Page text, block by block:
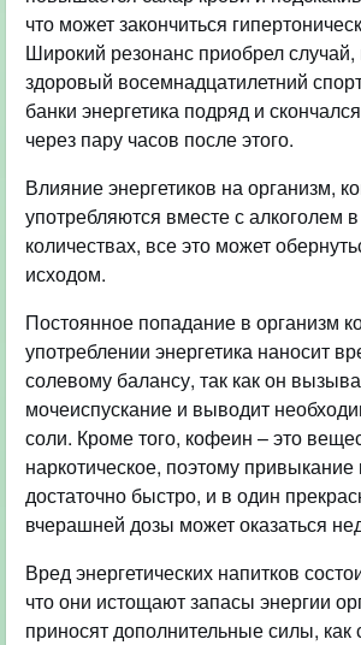
что может закончиться
Широкий резонанс приобрел случай,
здоровый восемнадцатилетний
банки энергетика подряд и
через пару часов после этого.
Влияние энергетиков на организм,
употребляются вместе с алкоголем
количествах, все это может
исходом.
Постоянное попадание в организм
употреблении энергетика наносит
солевому балансу, так как он
мочеиспускание и выводит
соли. Кроме того, кофеин – это
наркотическое, поэтому привыкание
достаточно быстро, и в один
вчерашней дозы может оказаться
Вред энергетических напитков
что они истощают запасы энергии
приносят дополнительные силы, как